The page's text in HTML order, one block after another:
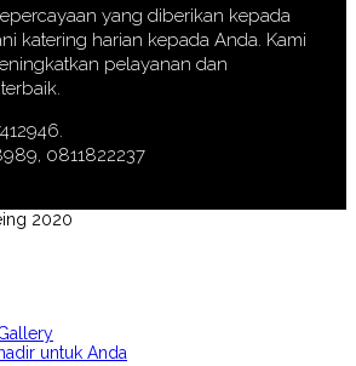
yang diberikan kepada
katering harian kepada Anda. Kami
pelayanan dan
0811822237
2020
untuk Anda